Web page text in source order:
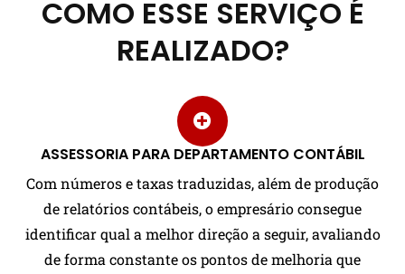
COMO ESSE SERVIÇO É
REALIZADO?
ASSESSORIA PARA DEPARTAMENTO CONTÁBIL
Com números e taxas traduzidas, além de produção
de relatórios contábeis, o empresário consegue
identificar qual a melhor direção a seguir, avaliando
de forma constante os pontos de melhoria que